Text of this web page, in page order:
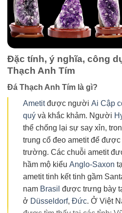
Đặc tính, ý nghĩa, công
Thạch Anh Tím
Đá Thạch Anh Tím là gì?
Ametitđược người Ai Cập
quý và khắc khảm. Người
thể chống lại sự say xỉn,
trung cổ đeo ametit để
trường. Các chuỗi ametit
hầm mộ kiểu Anglo-Saxon
ametit tinh kết tinh gầm
nam Brasil được trưng bày
ở Düsseldorf, Đức. Ở Việt